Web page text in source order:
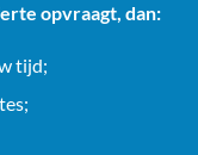
opvraagt, dan:
tijd;